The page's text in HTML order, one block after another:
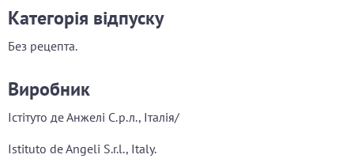
Категорія відпуску
Без рецепта.
Виробник
Істітуто де Анжелі С.р.л., Італія/
Istituto de Angeli S.r.l., Italy.